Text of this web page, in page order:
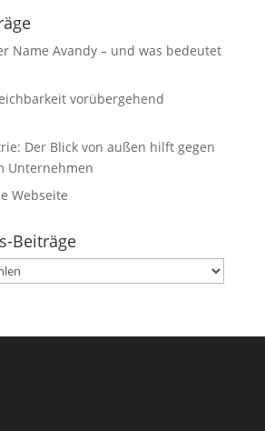
Name Avandy – und was bedeutet
vorübergehend
Der Blick von außen hilft gegen
Unternehmen
Webseite
Beiträge